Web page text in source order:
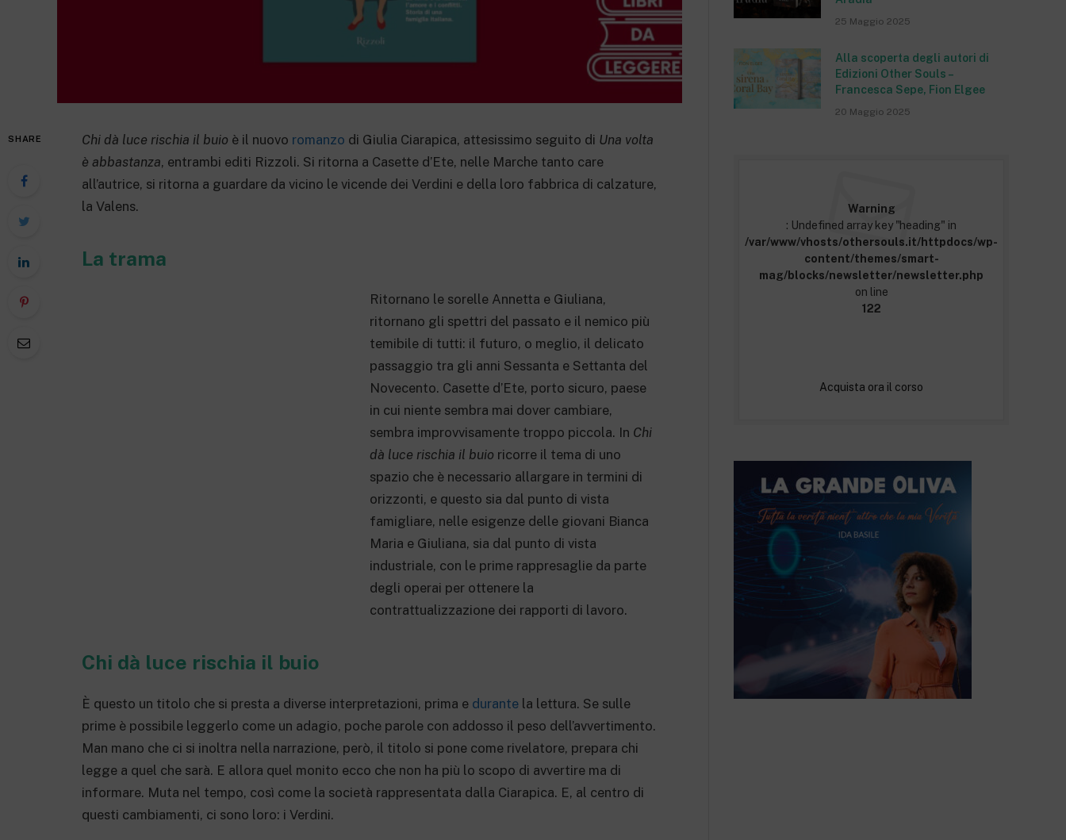
SHARE Chi dà luce rischia il buio è il nuovo romanzo di Giulia Ciarapica, attesissimo seguito di Una volta
è abbastanza, entrambi editi Rizzoli. Si ritorna a Casette d’Ete, nelle Marche tanto care
all’autrice, si ritorna a guardare da vicino le vicende dei Verdini e della loro fabbrica di calzature,
la Valens.
La trama
Ritornano le sorelle Annetta e Giuliana,
ritornano gli spettri del passato e il nemico più
temibile di tutti: il futuro, o meglio, il delicato
passaggio tra gli anni Sessanta e Settanta del
Novecento. Casette d’Ete, porto sicuro, paese
in cui niente sembra mai dover cambiare,
sembra improvvisamente troppo piccola. In Chi
dà luce rischia il buio ricorre il tema di uno
spazio che è necessario allargare in termini di
orizzonti, e questo sia dal punto di vista
famigliare, nelle esigenze delle giovani Bianca
Maria e Giuliana, sia dal punto di vista
industriale, con le prime rappresaglie da parte
degli operai per ottenere la
contrattualizzazione dei rapporti di lavoro.
Chi dà luce rischia il buio
È questo un titolo che si presta a diverse interpretazioni, prima e durante la lettura. Se sulle
prime è possibile leggerlo come un adagio, poche parole con addosso il peso dell’avvertimento.
Man mano che ci si inoltra nella narrazione, però, il titolo si pone come rivelatore, prepara chi
legge a quel che sarà. E allora quel monito ecco che non ha più lo scopo di avvertire ma di
informare. Muta nel tempo, così come la società rappresentata dalla Ciarapica. E, al centro di
questi cambiamenti, ci sono loro: i Verdini.
25 Maggio 2025
Alla scoperta degli autori di
Edizioni Other Souls –
Francesca Sepe, Fion Elgee
20 Maggio 2025
Warning
: Undefined array key "heading" in
/var/www/vhosts/othersouls.it/httpdocs/wp-
content/themes/smart-
mag/blocks/newsletter/newsletter.php
on line
122
Acquista ora il corso